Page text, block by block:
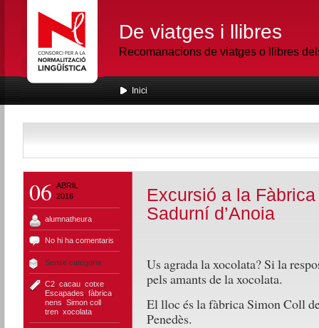
De viatges i llibres
Recomanacions de viatges o llibres
Inici
06 ABRIL
2016
alumnatheura
No hi ha comentaris
Sense categoria
C2, cacau, cotxe,
Escapades fàbrica,
nens Simon coll,
tren, xocolata
Excursió a la
Sadurní d’Anoia
Us agrada la xocolata? Si la
pels amants de la xocolata.
El lloc és la fàbrica Simon Coll
Penedès.